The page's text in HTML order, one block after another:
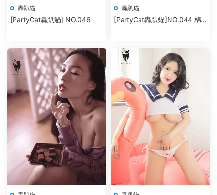
轟趴貓
[PartyCat轟趴貓] NO.046
轟趴貓
[PartyCat轟趴貓]NO.044 棉